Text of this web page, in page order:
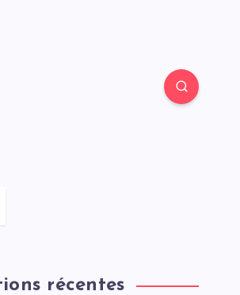
récentes